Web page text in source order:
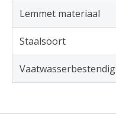
Lemmet materiaal
Staalsoort
Vaatwasserbestendig